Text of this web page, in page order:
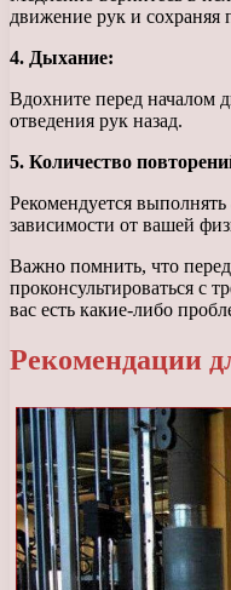
движение рук и сохраняя
4. Дыхание:
Вдохните перед началом
отведения рук назад.
5. Количество
Рекомендуется
зависимости от вашей
Важно помнить, что
проконсультироваться с
вас есть какие-либо
Рекомендации